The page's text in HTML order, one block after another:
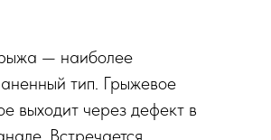
— наиболее
тип. Грыжевое
выходит через дефект в
Встречается